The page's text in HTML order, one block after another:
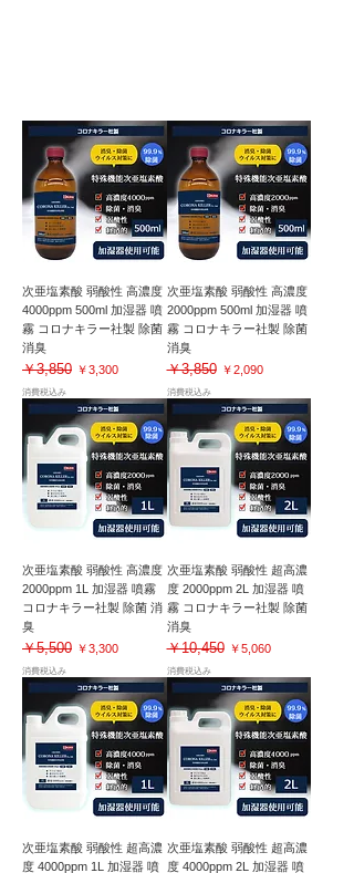
次亜塩素酸 弱酸性 高濃度
4000ppm 500ml 加湿器 噴
霧 コロナキラー社製 除菌
消臭
通常価格
￥3,850 セール価格
￥3,300
消費税込み
次亜塩素酸 弱酸性 高濃度
2000ppm 500ml 加湿器 噴
霧 コロナキラー社製 除菌
消臭
通常価格
￥3,850 セール価格
￥2,090
消費税込み
次亜塩素酸 弱酸性 高濃度
2000ppm 1L 加湿器 噴霧
コロナキラー社製 除菌 消
臭
通常価格
￥5,500 セール価格
￥3,300
消費税込み
次亜塩素酸 弱酸性 超高濃
度 2000ppm 2L 加湿器 噴
霧 コロナキラー社製 除菌
消臭
通常価格
￥10,450 セール価格
￥5,060
消費税込み
次亜塩素酸 弱酸性 超高濃
度 4000ppm 1L 加湿器 噴
次亜塩素酸 弱酸性 超高濃
度 4000ppm 2L 加湿器 噴